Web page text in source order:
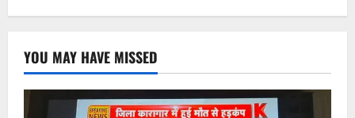
YOU MAY HAVE MISSED